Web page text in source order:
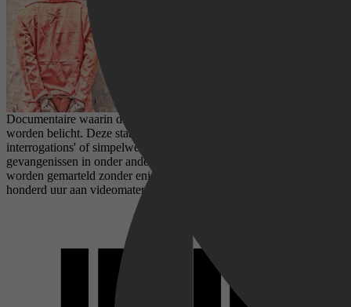
Documentaire waarin de omstreden verhoortechnieken van de CIA
worden belicht. Deze staan ook wel bekend als 'enhanced
interrogations' of simpelweg: keiharde marteling. In de geheime
gevangenissen in onder andere Afghanistan zouden verdachten
worden gemarteld zonder enige vorm van toezicht. Ook is er bijna
honderd uur aan videomateriaal met ondervragingen vernietigd.